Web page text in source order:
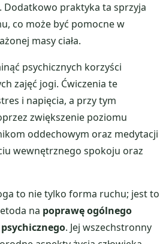
praktyka ta sprzyja
co może być pomocne w
masy ciała.
psychicznych korzyści
zajęć jogi. Ćwiczenia te
i napięcia, a przy tym
zwiększenie poziomu
oddechowym oraz medytacji
wewnętrznego spokoju oraz
to nie tylko forma ruchu; jest to
na poprawę ogólnego
. Jej wszechstronny